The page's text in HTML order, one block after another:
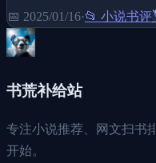
📅 2025/01/16·📂 小说书评
书荒补给站
专注小说推荐、网文扫书
开始。